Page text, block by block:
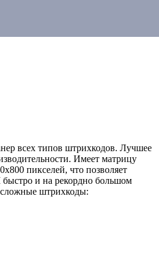
всех типов штрихкодов. Лучшее
Имеет матрицу
пикселей, что позволяет
и на рекордно большом
сложные штрихкоды: